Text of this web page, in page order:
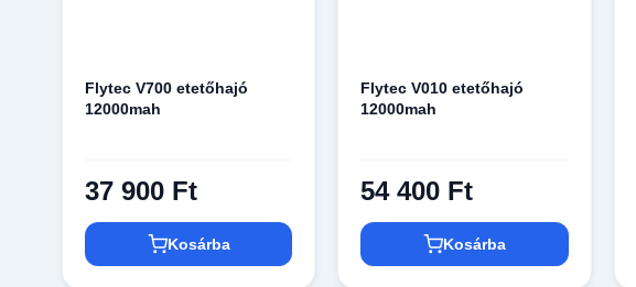
Flytec V700 etetőhajó
12000mah
37 900 Ft
Kosárba
Flytec V010 etetőhajó
12000mah
54 400 Ft
Kosárba